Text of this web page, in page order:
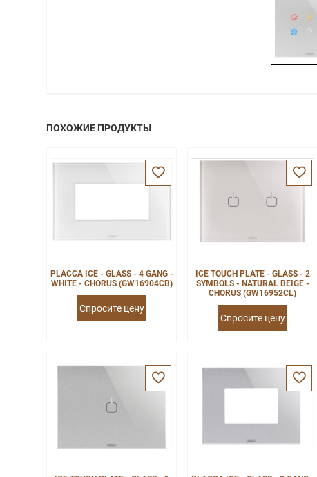
ПОХОЖИЕ ПРОДУКТЫ
PLACCA ICE - GLASS - 4 GANG -
WHITE - CHORUS (GW16904CB)
Спросите цену
ICE TOUCH PLATE - GLASS - 2
SYMBOLS - NATURAL BEIGE -
CHORUS (GW16952CL)
Спросите цену